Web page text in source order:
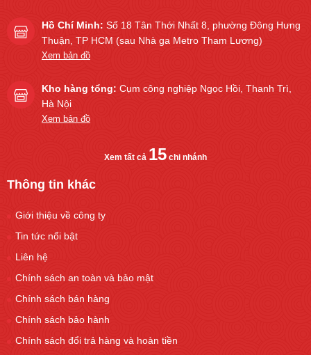
Hồ Chí Minh: Số 18 Tân Thới Nhất 8, phường Đông Hưng
Thuận, TP HCM (sau Nhà ga Metro Tham Lương)
Xem bản đồ
Kho hàng tổng: Cụm công nghiệp Ngọc Hồi, Thanh Trì,
Hà Nội
Xem bản đồ
Xem tất cả 15 chi nhánh
Thông tin khác
Giới thiệu về công ty
Tin tức nổi bật
Liên hệ
Chính sách an toàn và bảo mật
Chính sách bán hàng
Chính sách bảo hành
Chính sách đổi trả hàng và hoàn tiền